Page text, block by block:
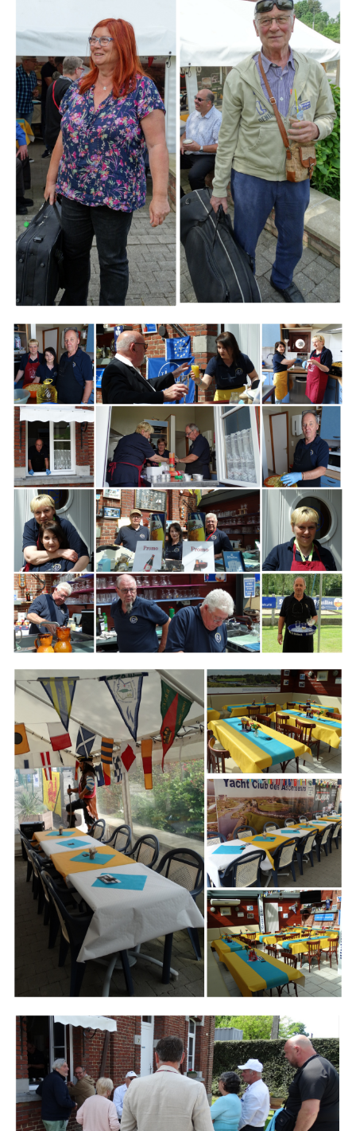
Branding
ARMCHAIR
Branding
ARMCHAIR
Branding
ARMCHAIR